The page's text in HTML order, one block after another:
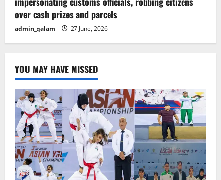
over cash prizes and parcels
admin_qalam 27 June, 2026
YOU MAY HAVE MISSED